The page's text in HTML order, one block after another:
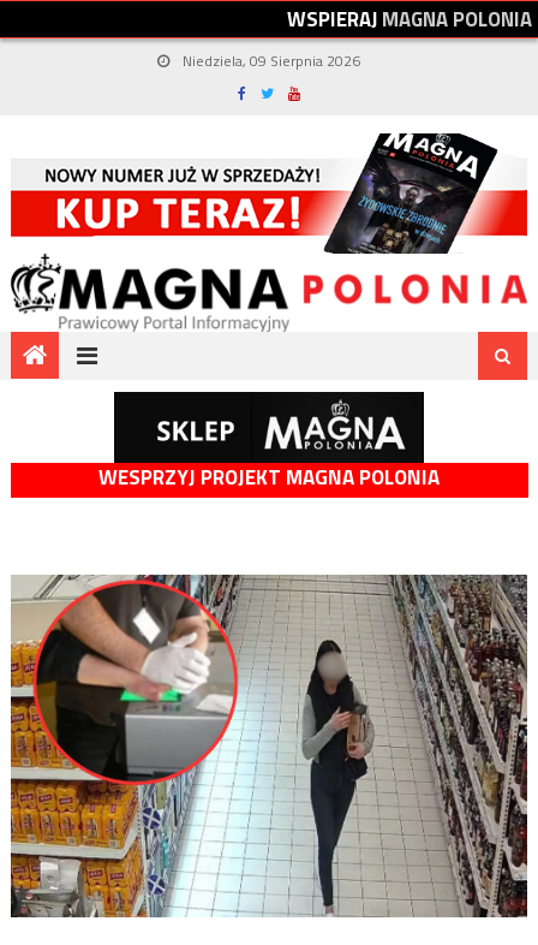
WSPIERAJMAGNAPOLONIA
Niedziela, 09 Sierpnia 2026
WESPRZYJ PROJEKT MAGNA POLONIA